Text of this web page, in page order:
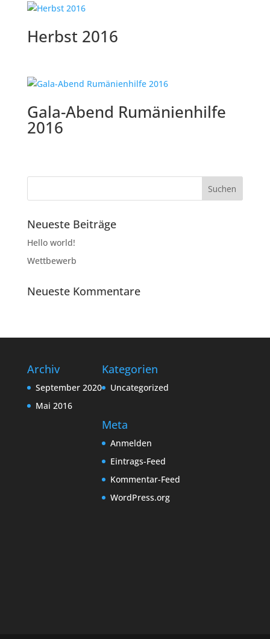
Herbst 2016
Gala-Abend Rumänienhilfe
2016
Neueste Beiträge
Hello world!
Wettbewerb
Neueste Kommentare
Archiv
September 2020
Mai 2016
Kategorien
Uncategorized
Meta
Anmelden
Eintrags-Feed
Kommentar-Feed
WordPress.org